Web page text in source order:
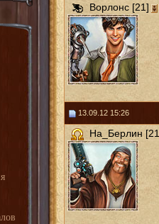
Ворлонс [21]
13.09.12 15:26
На_Берлин